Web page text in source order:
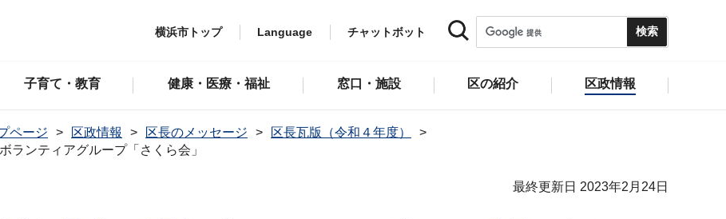
横浜市トップ Language チャットボット
子育て・教育 健康・医療・福祉 窓口・施設 区の紹介 区政情報
ページ 区政情報 区長のメッセージ
区長瓦版（令和４年度）
ンティアグループ「さくら会」
最終更新日 2023年2月24日